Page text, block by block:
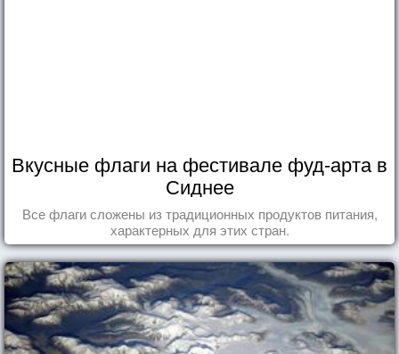
Вкусные флаги на фестивале фуд-арта в
Сиднее
Все флаги сложены из традиционных продуктов питания,
характерных для этих стран.